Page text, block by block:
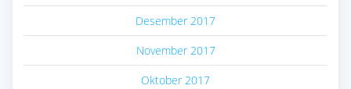
Desember 2017
November 2017
Oktober 2017